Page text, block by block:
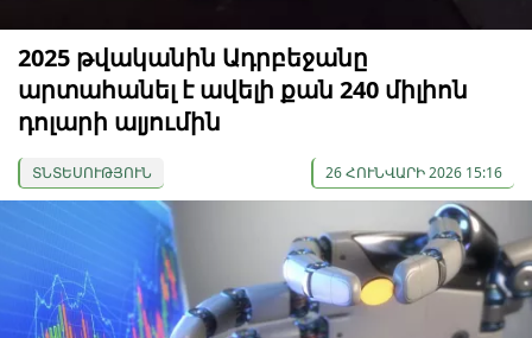
2025 թվականին Ադրբեջանը
արտահանել է ավելի քան 240 միլիոն
դոլարի ալյումին
ՏՆՏԵՍՈՒԹՅՈՒՆ 26 ՀՈՒՆՎԱՐԻ 2026 15:16